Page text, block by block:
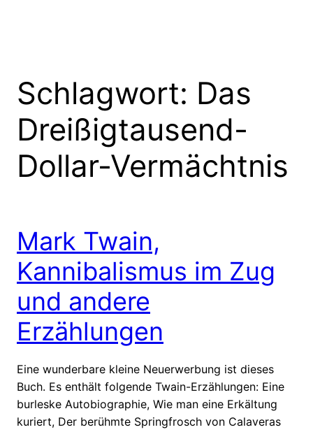
Schlagwort: Das
Dreißigtausend-
Dollar-Vermächtnis
Mark Twain,
Kannibalismus im Zug
und andere
Erzählungen
Eine wunderbare kleine Neuerwerbung ist dieses
Buch. Es enthält folgende Twain-Erzählungen: Eine
burleske Autobiographie, Wie man eine Erkältung
kuriert, Der berühmte Springfrosch von Calaveras